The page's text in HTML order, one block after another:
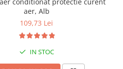
aer, Alb
109,73 Lei
IN STOC